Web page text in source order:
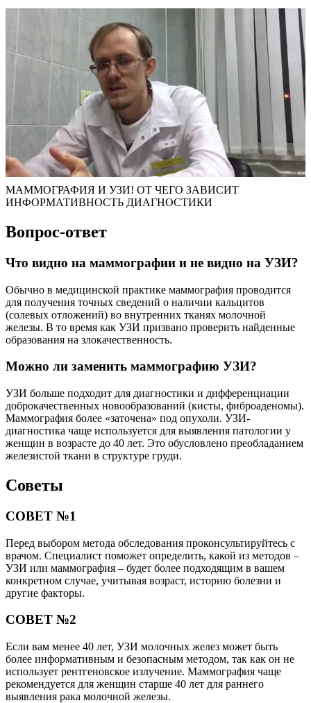
МАММОГРАФИЯ И УЗИ! ОТ ЧЕГО ЗАВИСИТ
ИНФОРМАТИВНОСТЬ ДИАГНОСТИКИ
Вопрос-ответ
Что видно на маммографии и не видно на УЗИ?
Обычно в медицинской практике маммография проводится
для получения точных сведений о наличии кальцитов
(солевых отложений) во внутренних тканях молочной
железы. В то время как УЗИ призвано проверить найденные
образования на злокачественность.
Можно ли заменить маммографию УЗИ?
УЗИ больше подходит для диагностики и дифференциации
доброкачественных новообразований (кисты, фиброаденомы).
Маммография более «заточена» под опухоли. УЗИ-
диагностика чаще используется для выявления патологии у
женщин в возрасте до 40 лет. Это обусловлено преобладанием
железистой ткани в структуре груди.
Советы
СОВЕТ №1
Перед выбором метода обследования проконсультируйтесь с
врачом. Специалист поможет определить, какой из методов –
УЗИ или маммография – будет более подходящим в вашем
конкретном случае, учитывая возраст, историю болезни и
другие факторы.
СОВЕТ №2
Если вам менее 40 лет, УЗИ молочных желез может быть
более информативным и безопасным методом, так как он не
использует рентгеновское излучение. Маммография чаще
рекомендуется для женщин старше 40 лет для раннего
выявления рака молочной железы.